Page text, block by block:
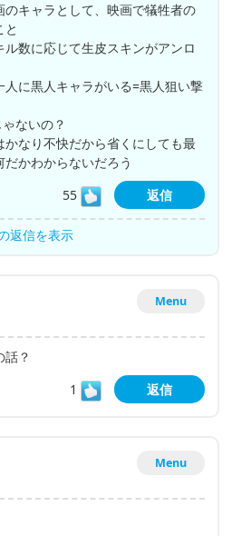
のキャラとして、映画で犠牲者の
と
数に応じて生皮スキンがアンロ
に黒人キャラがいる=黒人狙い撃
ないの？
なり不快だから省くにしても最
かわからないだろう
55
返信
返信を表示
Menu
話？
1
返信
Menu